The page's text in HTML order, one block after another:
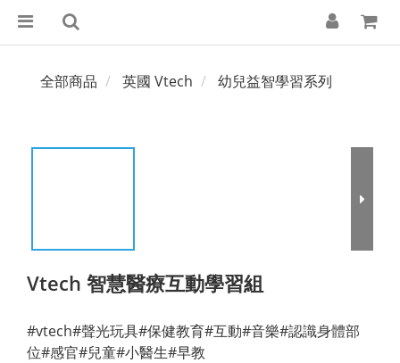
全部商品 英國 Vtech 幼兒益智學習系列
Vtech 智慧醫療互動學習組
#vtech#聲光玩具#保健教育#互動#音樂#認識身體部
位#感官#兒童#小醫生#早教